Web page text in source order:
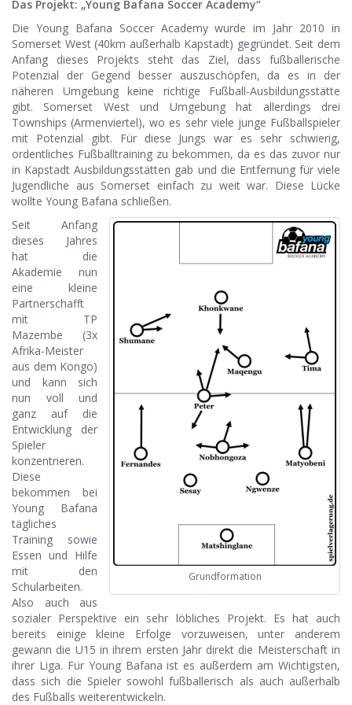
Das Projekt: „Young Bafana Soccer Academy“
Die Young Bafana Soccer Academy wurde im Jahr 2010 in
Somerset West (40km außerhalb Kapstadt) gegründet. Seit dem
Anfang dieses Projekts steht das Ziel, dass fußballerische
Potenzial der Gegend besser auszuschöpfen, da es in der
näheren Umgebung keine richtige Fußball-Ausbildungsstätte
gibt. Somerset West und Umgebung hat allerdings drei
Townships (Armenviertel), wo es sehr viele junge Fußballspieler
mit Potenzial gibt. Für diese Jungs war es sehr schwierig,
ordentliches Fußballtraining zu bekommen, da es das zuvor nur
in Kapstadt Ausbildungsstätten gab und die Entfernung für viele
Jugendliche aus Somerset einfach zu weit war. Diese Lücke
wollte Young Bafana schließen.
Grundformation
Seit Anfang
dieses Jahres
hat die
Akademie nun
eine kleine
Partnerschafft
mit TP
Mazembe (3x
Afrika-Meister
aus dem Kongo)
und kann sich
nun voll und
ganz auf die
Entwicklung der
Spieler
konzentrieren.
Diese
bekommen bei
Young Bafana
tägliches
Training sowie
Essen und Hilfe
mit den
Schularbeiten.
Also auch aus
sozialer Perspektive ein sehr löbliches Projekt. Es hat auch
bereits einige kleine Erfolge vorzuweisen, unter anderem
gewann die U15 in ihrem ersten Jahr direkt die Meisterschaft in
ihrer Liga. Für Young Bafana ist es außerdem am Wichtigsten,
dass sich die Spieler sowohl fußballerisch als auch außerhalb
des Fußballs weiterentwickeln.